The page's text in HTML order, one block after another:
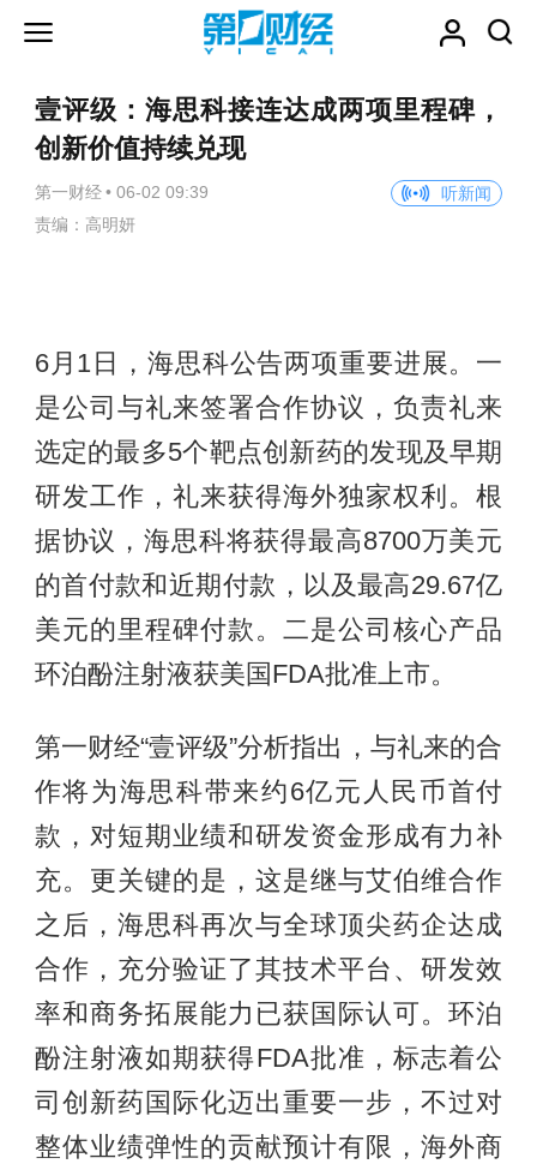
壹评级：海思科接连达成两项里程碑，
创新价值持续兑现
第一财经 • 06-02 09:39
听新闻
责编：高明妍
6月1日，海思科公告两项重要进展。一
是公司与礼来签署合作协议，负责礼来
选定的最多5个靶点创新药的发现及早期
研发工作，礼来获得海外独家权利。根
据协议，海思科将获得最高8700万美元
的首付款和近期付款，以及最高29.67亿
美元的里程碑付款。二是公司核心产品
环泊酚注射液获美国FDA批准上市。
第一财经“壹评级”分析指出，与礼来的合
作将为海思科带来约6亿元人民币首付
款，对短期业绩和研发资金形成有力补
充。更关键的是，这是继与艾伯维合作
之后，海思科再次与全球顶尖药企达成
合作，充分验证了其技术平台、研发效
率和商务拓展能力已获国际认可。环泊
酚注射液如期获得FDA批准，标志着公
司创新药国际化迈出重要一步，不过对
整体业绩弹性的贡献预计有限，海外商